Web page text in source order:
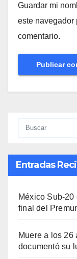
Guardar mi
este navegador
comentario.
Entradas
México Sub-
final del
Muere a los 26
documentó su